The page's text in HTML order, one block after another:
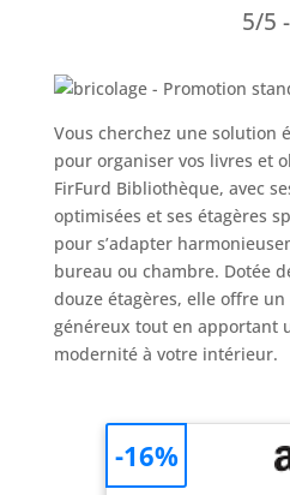
5/5
Vous cherchez une solution
pour organiser vos livres et
FirFurd Bibliothèque, avec
optimisées et ses étagères
pour s’adapter
bureau ou chambre. Dotée
douze étagères, elle offre
généreux tout en apportant
modernité à votre intérieur.
-16%